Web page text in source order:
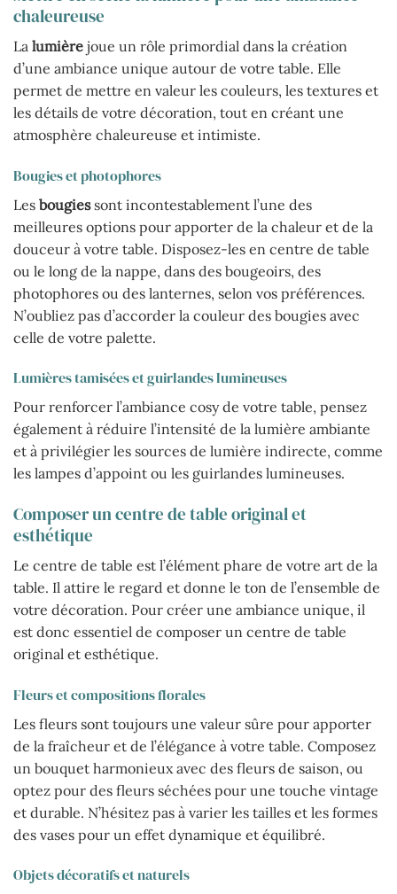
chaleureuse
La lumière joue un rôle primordial dans la création
d’une ambiance unique autour de votre table. Elle
permet de mettre en valeur les couleurs, les textures et
les détails de votre décoration, tout en créant une
atmosphère chaleureuse et intimiste.
Bougies et photophores
Les bougiessont incontestablement l’une des
meilleures options pour apporter de la chaleur et de la
douceur à votre table. Disposez-les en centre de table
ou le long de la nappe, dans des bougeoirs, des
photophores ou des lanternes, selon vos préférences.
N’oubliez pas d’accorder la couleur des bougies avec
celle de votre palette.
Lumières tamisées et guirlandes lumineuses
Pour renforcer l’ambiance cosy de votre table, pensez
également à réduire l’intensité de la lumière ambiante
et à privilégier les sources de lumière indirecte, comme
les lampes d’appoint ou les guirlandes lumineuses.
Composer un centre de table original et
esthétique
Le centre de table est l’élément phare de votre art de la
table. Il attire le regard et donne le ton de l’ensemble de
votre décoration. Pour créer une ambiance unique, il
est donc essentiel de composer un centre de table
original et esthétique.
Fleurs et compositions florales
Les fleurs sont toujours une valeur sûre pour apporter
de la fraîcheur et de l’élégance à votre table. Composez
un bouquet harmonieux avec des fleurs de saison, ou
optez pour des fleurs séchées pour une touche vintage
et durable. N’hésitez pas à varier les tailles et les formes
des vases pour un effet dynamique et équilibré.
Objets décoratifs et naturels